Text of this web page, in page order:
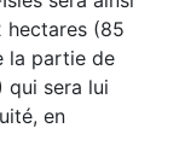
hectares (85
la partie de
qui sera lui
en